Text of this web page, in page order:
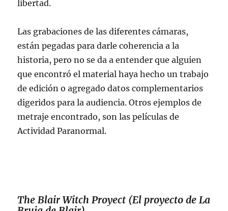
libertad.
Las grabaciones de las diferentes cámaras,
están pegadas para darle coherencia a la
historia, pero no se da a entender que alguien
que encontró el material haya hecho un trabajo
de edición o agregado datos complementarios
digeridos para la audiencia. Otros ejemplos de
metraje encontrado, son las películas de
Actividad Paranormal.
The Blair Witch Proyect (El proyecto de La